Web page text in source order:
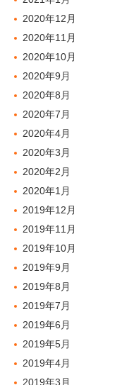
2020年12月
2020年11月
2020年10月
2020年9月
2020年8月
2020年7月
2020年4月
2020年3月
2020年2月
2020年1月
2019年12月
2019年11月
2019年10月
2019年9月
2019年8月
2019年7月
2019年6月
2019年5月
2019年4月
2019年3月